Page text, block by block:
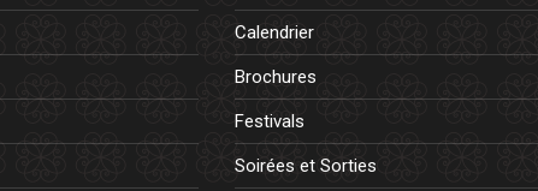
Calendrier
Brochures
Festivals
Soirées et Sorties